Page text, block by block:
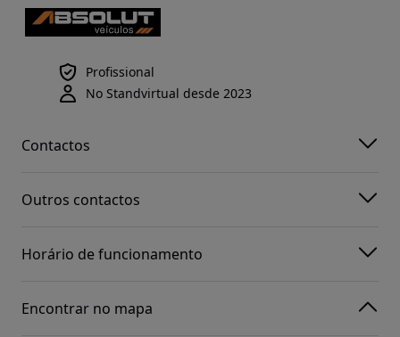
Profissional
No Standvirtual desde 2023
Contactos
Outros contactos
Horário de funcionamento
Encontrar no mapa